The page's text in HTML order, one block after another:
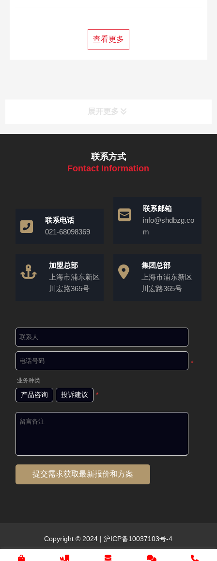
供专业的破碎设备解决方案。
查看更多
展开更多
联系方式
Fontact Information
联系电话
021-68098369
联系邮箱
info@shdbzg.co
m
加盟总部
上海市浦东新区
川宏路365号
集团总部
上海市浦东新区
川宏路365号
*
业务种类
产品咨询 投诉建议 *
Copyright © 2024 | 沪ICP备10037103号-4